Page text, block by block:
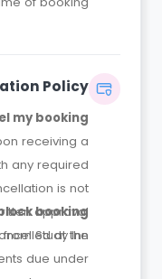
Policy
my booking?
receiving a
any required
is not
approval
from Study Inn.
booking?
at the
due under